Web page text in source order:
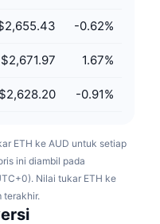
-0.62%
$2,671.97 1.67%
$2,628.20 -0.91%
ETH ke AUD untuk setiap
ini diambil pada
Nilai tukar ETH ke
terakhir.